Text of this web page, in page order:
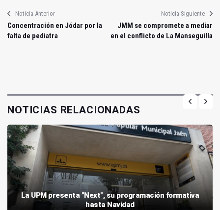
Noticia Anterior
Concentración en Jódar por la
falta de pediatra
Noticia Siguiente
JMM se compromete a mediar
en el conflicto de La Manseguilla
NOTICIAS RELACIONADAS
La UPM presenta "Next", su programación formativa
hasta Navidad